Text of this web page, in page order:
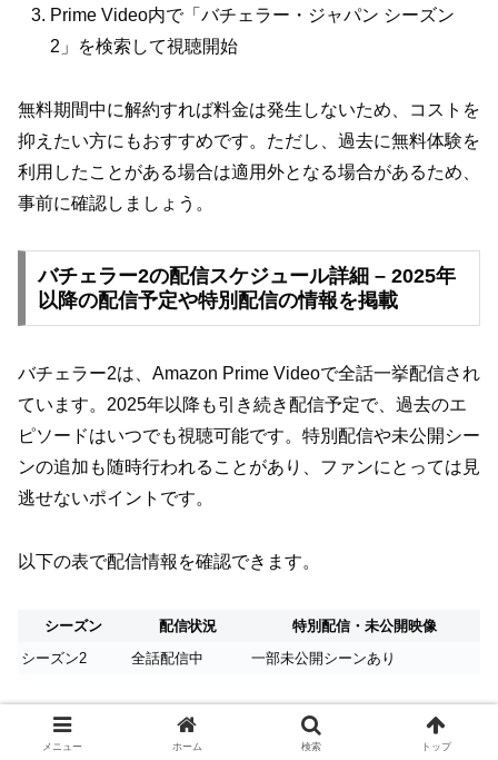
Prime Video内で「バチェラー・ジャパン シーズン
2」を検索して視聴開始
無料期間中に解約すれば料金は発生しないため、コストを
抑えたい方にもおすすめです。ただし、過去に無料体験を
利用したことがある場合は適用外となる場合があるため、
事前に確認しましょう。
バチェラー2の配信スケジュール詳細 – 2025年
以降の配信予定や特別配信の情報を掲載
バチェラー2は、Amazon Prime Videoで全話一挙配信され
ています。2025年以降も引き続き配信予定で、過去のエ
ピソードはいつでも視聴可能です。特別配信や未公開シー
ンの追加も随時行われることがあり、ファンにとっては見
逃せないポイントです。
以下の表で配信情報を確認できます。
シーズン 配信状況
特別配信・未公開映像
シーズン2
全話配信中 一部未公開シーンあり
また、公式SNSや番組公式サイトでは新たな配信情報が
発表されることもあるため、定期的なチェックがおすすめ
メニュー ホーム 検索 トップ